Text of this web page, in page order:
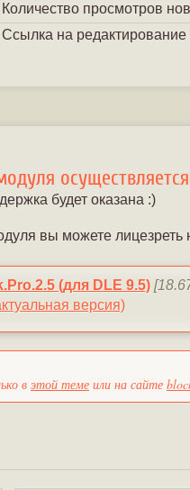
Количество просмотров
Ссылка на редактирование
будет оказана :)
вы можете лицезреть
(для DLE 9.5)
версия)
в этой теме или на сайте